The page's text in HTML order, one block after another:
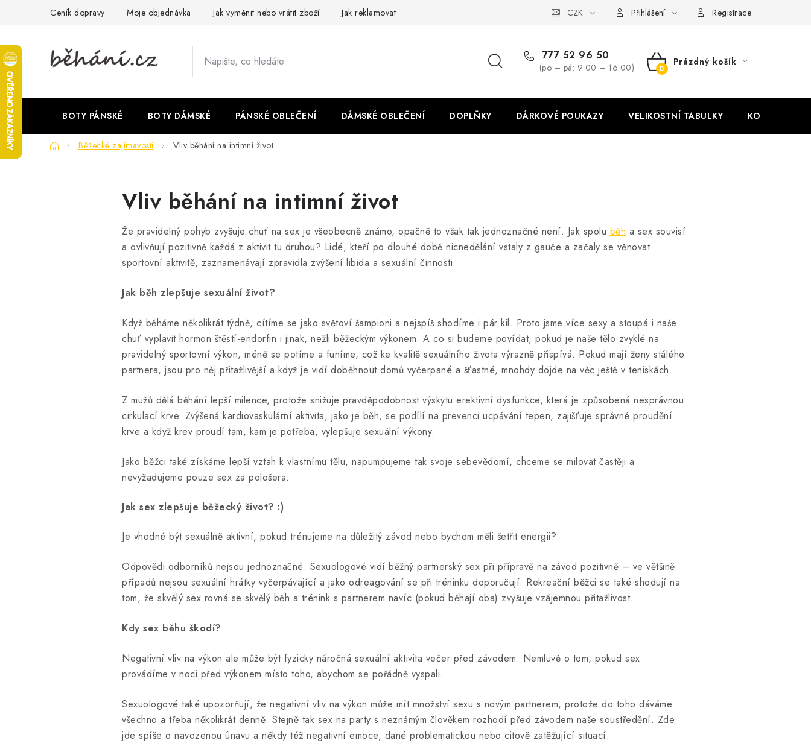
Ceník dopravy Moje objednávka Jak vyměnit nebo vrátit zboží Jak reklamovat Velikostní tabulky Ochrana osobních údajů Zásady používání
CZK Přihlášení Registrace
777 52 96 50
(po – pá: 9:00 – 16:00)
NÁKUPNÍ
Prázdný košík
BOTY PÁNSKÉ BOTY DÁMSKÉ PÁNSKÉ OBLEČENÍ DÁMSKÉ OBLEČENÍ DOPLŇKY DÁRKOVÉ POUKAZY VELIKOSTNÍ TABULKY KONTAKT
DomůBěžecké zajímavosti Vliv běhání na intimní život
Vliv běhání na intimní život
Že pravidelný pohyb zvyšuje chuť na sex je všeobecně známo, opačně to však tak jednoznačné není. Jak spolu běh a sex souvisí
a ovlivňují pozitivně každá z aktivit tu druhou? Lidé, kteří po dlouhé době nicnedělání vstaly z gauče a začaly se věnovat
sportovní aktivitě, zaznamenávají zpravidla zvýšení libida a sexuální činnosti.
Jak běh zlepšuje sexuální život?
Když běháme několikrát týdně, cítíme se jako světoví šampioni a nejspíš shodíme i pár kil. Proto jsme více sexy a stoupá i naše
chuť vyplavit hormon štěstí-endorfin i jinak, nežli běžeckým výkonem. A co si budeme povídat, pokud je naše tělo zvyklé na
pravidelný sportovní výkon, méně se potíme a funíme, což ke kvalitě sexuálního života výrazně přispívá. Pokud mají ženy stálého
partnera, jsou pro něj přitažlivější a když je vidí doběhnout domů vyčerpané a šťastné, mnohdy dojde na věc ještě v teniskách.
Z mužů dělá běhání lepší milence, protože snižuje pravděpodobnost výskytu erektivní dysfunkce, která je způsobená nesprávnou
cirkulací krve. Zvýšená kardiovaskulární aktivita, jako je běh, se podílí na prevenci ucpávání tepen, zajišťuje správné proudění
krve a když krev proudí tam, kam je potřeba, vylepšuje sexuální výkony.
Jako běžci také získáme lepší vztah k vlastnímu tělu, napumpujeme tak svoje sebevědomí, chceme se milovat častěji a
nevyžadujeme pouze sex za pološera.
Jak sex zlepšuje běžecký život? :)
Je vhodné být sexuálně aktivní, pokud trénujeme na důležitý závod nebo bychom měli šetřit energii?
Odpovědi odborníků nejsou jednoznačné. Sexuologové vidí běžný partnerský sex při přípravě na závod pozitivně – ve většině
případů nejsou sexuální hrátky vyčerpávající a jako odreagování se při tréninku doporučují. Rekreační běžci se také shodují na
tom, že skvělý sex rovná se skvělý běh a trénink s partnerem navíc (pokud běhají oba) zvyšuje vzájemnou přitažlivost.
Kdy sex běhu škodí?
Negativní vliv na výkon ale může být fyzicky náročná sexuální aktivita večer před závodem. Nemluvě o tom, pokud sex
provádíme v noci před výkonem místo toho, abychom se pořádně vyspali.
Sexuologové také upozorňují, že negativní vliv na výkon může mít množství sexu s novým partnerem, protože do toho dáváme
všechno a třeba několikrát denně. Stejně tak sex na party s neznámým člověkem rozhodí před závodem naše soustředění. Zde
jde spíše o navozenou únavu a někdy též negativní emoce, dané problematickou nebo citově zatěžující situací.